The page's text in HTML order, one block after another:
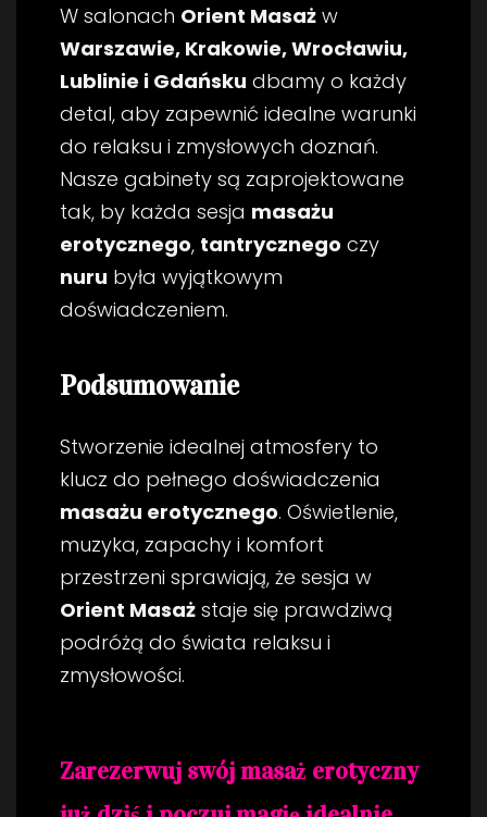
W salonach Orient Masaż w
Warszawie, Krakowie, Wrocławiu,
Lublinie i Gdańsku dbamy o każdy
detal, aby zapewnić idealne warunki
do relaksu i zmysłowych doznań.
Nasze gabinety są zaprojektowane
tak, by każda sesja masażu
erotycznego, tantrycznego czy
nuru była wyjątkowym
doświadczeniem.
Podsumowanie
Stworzenie idealnej atmosfery to
klucz do pełnego doświadczenia
masażu erotycznego. Oświetlenie,
muzyka, zapachy i komfort
przestrzeni sprawiają, że sesja w
Orient Masaż staje się prawdziwą
podróżą do świata relaksu i
zmysłowości.
Zarezerwuj swój masaż erotyczny